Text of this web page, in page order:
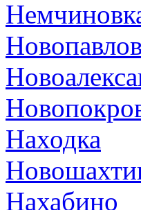
Находка
Нахабино